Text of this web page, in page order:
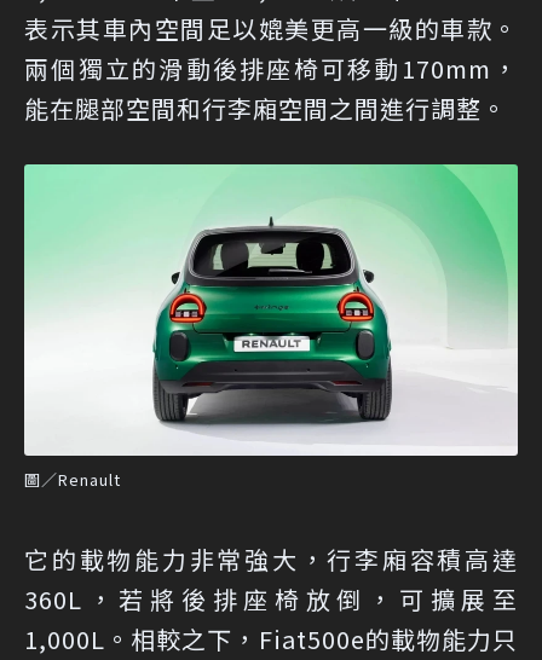
表示其車內空間足以媲美更高一級的車款。
兩個獨立的滑動後排座椅可移動170mm，
能在腿部空間和行李廂空間之間進行調整。
圖／Renault
它的載物能力非常強大，行李廂容積高達
360L，若將後排座椅放倒，可擴展至
1,000L。相較之下，Fiat500e的載物能力只